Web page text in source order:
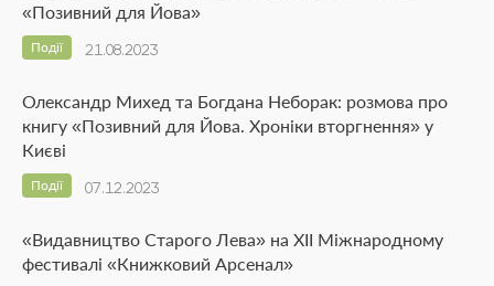
«Позивний для Йова»
21.08.2023
Події
Олександр Михед та Богдана Неборак: розмова про
книгу «Позивний для Йова. Хроніки вторгнення» у
Києві
07.12.2023
Події
«Видавництво Старого Лева» на ХІІ Міжнародному
фестивалі «Книжковий Арсенал»